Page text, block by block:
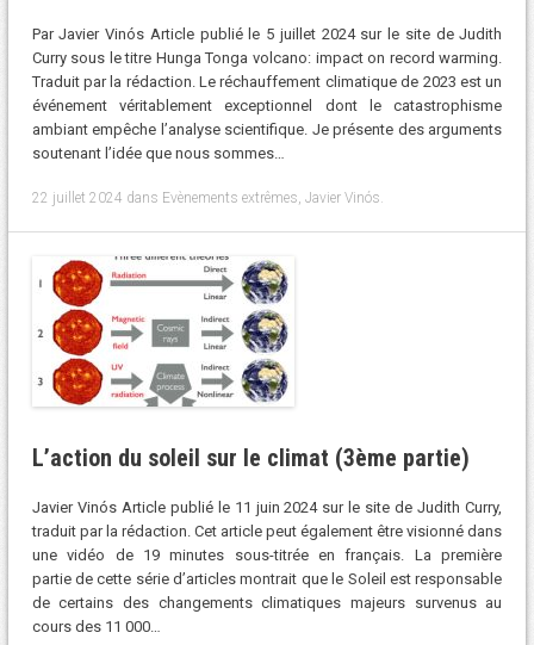
Par Javier Vinós Article publié le 5 juillet 2024 sur le site de Judith
Curry sous le titre Hunga Tonga volcano: impact on record warming.
Traduit par la rédaction. Le réchauffement climatique de 2023 est un
événement véritablement exceptionnel dont le catastrophisme
ambiant empêche l’analyse scientifique. Je présente des arguments
soutenant l’idée que nous sommes…
22 juillet 2024 dans Evènements extrêmes Javier Vinós
L’action du soleil sur le climat (3ème partie)
Javier Vinós Article publié le 11 juin 2024 sur le site de Judith Curry,
traduit par la rédaction. Cet article peut également être visionné dans
une vidéo de 19 minutes sous-titrée en français. La première
partie de cette série d’articles montrait que le Soleil est responsable
de certains des changements climatiques majeurs survenus au
cours des 11 000…